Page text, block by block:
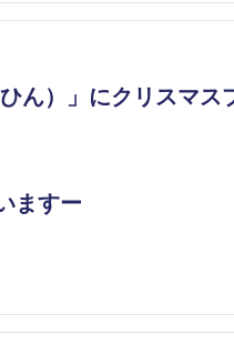
ん）」にクリスマス
ますー